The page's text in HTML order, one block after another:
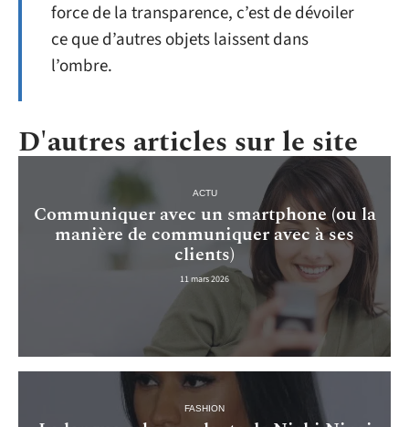
force de la transparence, c’est de dévoiler
ce que d’autres objets laissent dans
l’ombre.
D'autres articles sur le site
ACTU
Communiquer avec un smartphone (ou la
manière de communiquer avec à ses
clients)
11 mars 2026
FASHION